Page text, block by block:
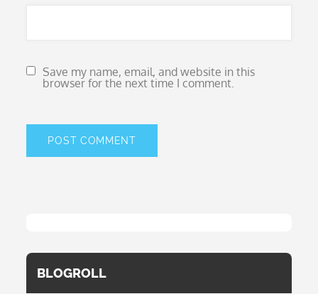
Save my name, email, and website in this
browser for the next time I comment.
BLOGROLL